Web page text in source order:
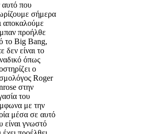
που
σήμερα
αποκαλούμε
προήλθε
το Big Bang,
δεν είναι το
όπως
ο
Roger
στην
του
με την
μέσα σε αυτό
είναι γνωστό